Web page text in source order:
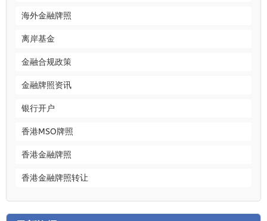
海外金融牌照
离岸基金
金融合规政策
金融牌照资讯
银行开户
香港MSO牌照
香港金融牌照
香港金融牌照转让